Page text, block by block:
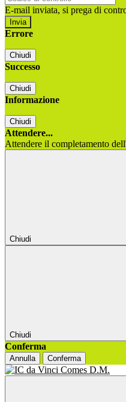
E-mail inviata, si prega di
Errore
Chiudi
Successo
Chiudi
Informazione
Chiudi
Attendere...
Attendere il completamento
Chiudi
Chiudi
Conferma
Annulla Conferma